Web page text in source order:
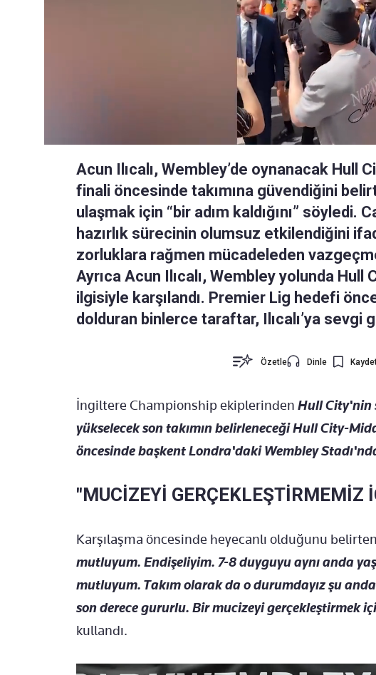
Acun Ilıcalı, Wembley’de oynanacak Hull
finali öncesinde takımına güvendiğini
ulaşmak için “bir adım kaldığını” söyledi.
hazırlık sürecinin olumsuz etkilendiğini
zorluklara rağmen mücadeleden
Ayrıca Acun Ilıcalı, Wembley yolunda Hull
ilgisiyle karşılandı. Premier Lig hedefi
dolduran binlerce taraftar, Ilıcalı’ya sevgi
Özetle Dinle
İngiltere Championship ekiplerinden Hull City'nin
yükselecek son takımın belirleneceği Hull City-
öncesinde başkent Londra'daki Wembley
"MUCİZEYİ GERÇEKLEŞTİRMEMİZ
Karşılaşma öncesinde heyecanlı olduğunu belirten
mutluyum. Endişeliyim. 7-8 duyguyu aynı anda
mutluyum. Takım olarak da o durumdayız şu
son derece gururlu. Bir mucizeyi gerçekleştirmek
kullandı.